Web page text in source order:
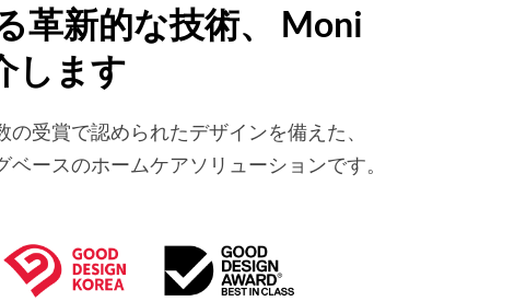
革新的な技術、 Moni
します
受賞で認められたデザインを備えた、
ベースのホームケアソリューションです。